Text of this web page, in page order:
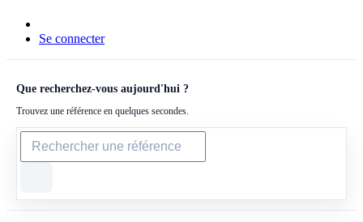
Se connecter
Que recherchez-vous aujourd'hui ?
Trouvez une référence en quelques secondes.